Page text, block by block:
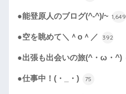
●能登原人のブログ(^-^)/~ 1,649
●空を眺めて＼＾o＾／ 392
●出張も出会いの旅(^・ω・^)
●仕事中！(・_・) 75